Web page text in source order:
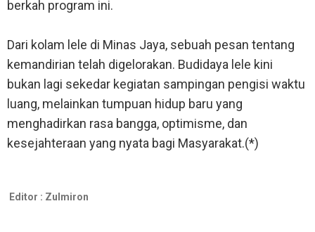
berkah program ini.
Dari kolam lele di Minas Jaya, sebuah pesan tentang
kemandirian telah digelorakan. Budidaya lele kini
bukan lagi sekedar kegiatan sampingan pengisi waktu
luang, melainkan tumpuan hidup baru yang
menghadirkan rasa bangga, optimisme, dan
kesejahteraan yang nyata bagi Masyarakat.(*)
Editor : Zulmiron